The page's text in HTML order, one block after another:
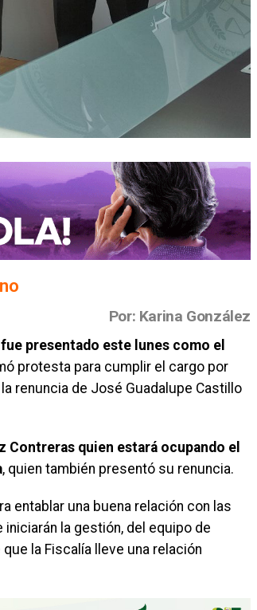
Por: Karina González
presentado este lunes como el
protesta para cumplir el cargo por
renuncia de José Guadalupe Castillo
Contreras quien estará ocupando el
, quien también presentó su renuncia.
entablar una buena relación con las
la gestión, del equipo de
la Fiscalía lleve una relación